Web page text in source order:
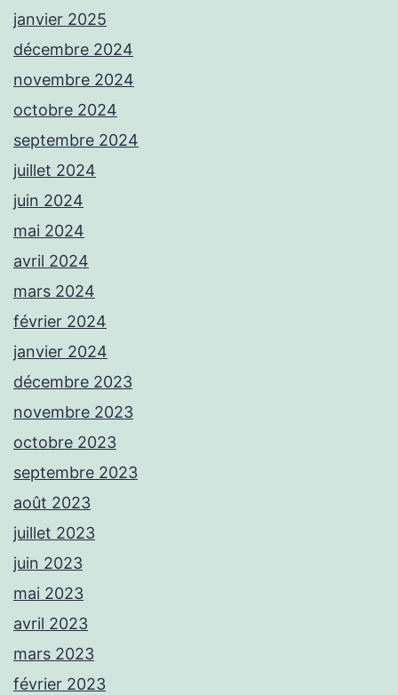
janvier 2025
décembre 2024
novembre 2024
octobre 2024
septembre 2024
juillet 2024
juin 2024
mai 2024
avril 2024
mars 2024
février 2024
janvier 2024
décembre 2023
novembre 2023
octobre 2023
septembre 2023
août 2023
juillet 2023
juin 2023
mai 2023
avril 2023
mars 2023
février 2023